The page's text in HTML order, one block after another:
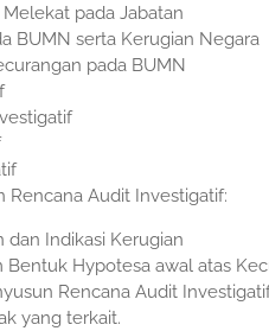
pada Jabatan
BUMN serta Kerugian Negara
pada BUMN
Rencana Audit Investigatif:
Indikasi Kerugian
Bentuk Hypotesa awal atas
Rencana Audit
yang terkait.